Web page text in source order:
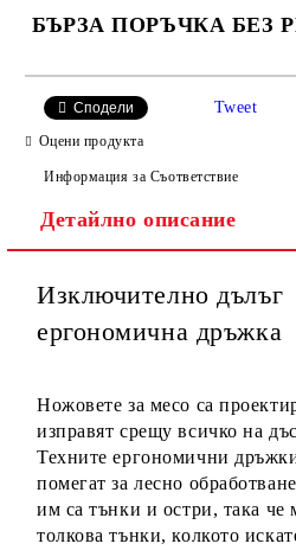
БЪРЗА ПОРЪЧКА БЕЗ
Ние ще се свържем с вас в рамките
Сподели Tweet
Оцени продукта
Информация за Съответствие
Детайлно описание
Изключително
ергономична дръжка
Ножовете за месо са
изправят срещу всичко на
Техните ергономични
помегат за лесно
им са тънки и остри, така че
толкова тънки, колкото